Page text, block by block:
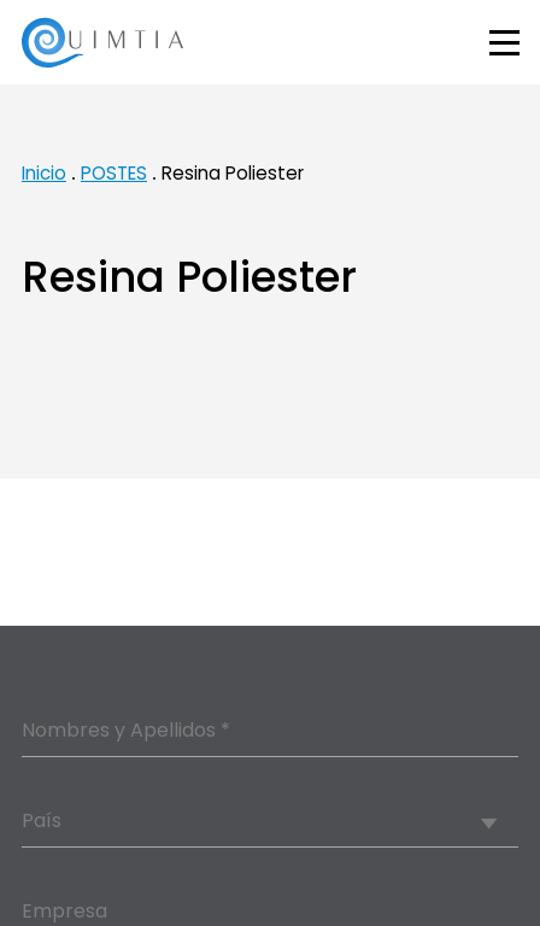
Inicio POSTES Resina Poliester
Resina Poliester
Nombres y Apellidos *
País
Empresa